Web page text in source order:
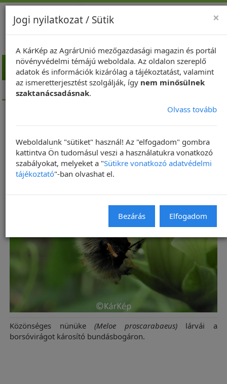
Kezdőlap
NapiKép
NapiKép 2021.05.25.
2021. 05. 24. | Frissítve: 2021. 05. 25. 05:19
NAPIKÉP
Közönséges nünüke(Meloe proscarabaeus) lárvái a
borsóvirágot károsító bundásbogáron.
×
Jogi nyilatkozat / Sütik
A KárKép az AgrárUnió mezőgazdasági magazin és portál
növényvédelmi témájú weboldala. Az oldalon szereplő
adatok és információk kizárólag a tájékoztatást, valamint
az ismeretterjesztést szolgálják, így nem minősülnek
szaktanácsadásnak.
Olvass tovább
Weboldalunk "sütiket" használ! Az "elfogadom" gombra
kattintva Ön tudomásul veszi a használatukra vonatkozó
szabályokat, melyeket a "Sütikre vonatkozó adatvédelmi
tájékoztató"-ban olvashat el.
Bezárás Elfogadom